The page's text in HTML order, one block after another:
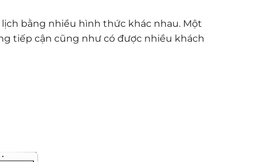
bằng nhiều hình thức khác nhau. Một
tiếp cận cũng như có được nhiều khách